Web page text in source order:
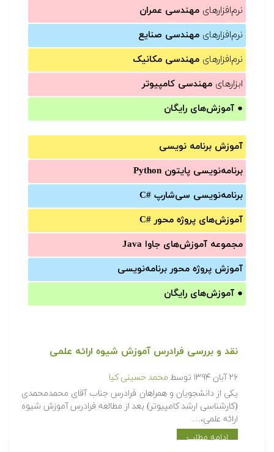
نرم‌افزارهای مهندسی عمران
نرم‌افزارهای مهندسی صنایع
نرم‌افزارهای مهندسی مکانیک
ابزارهای مهندسی کامپیوتر
● آموزش‌های رایگان
آموزش برنامه نویسی
برنامه‌نویسی پایتون Python
برنامه‌‌نویسی سی‌شارپ C#‎
آموزش‌های پروژه محور #C
مجموعه آموزش‌های جاوا Java
آموزش‌ پروژه محور برنامه‌نویسی
● آموزش‌های رایگان
نقد و بررسی فرادرس آموزش شیوه ارائه علمی
۲۶ آبان ۱۳۹۴ توسط محمد حسینی کیا
یکی از دانشجویان و همراهان فرادرس جناب آقای محمدمحمدی
(کارشناسی ارشد کامپیوتر) بعد از مطالعه فرادرس آموزش شیوه
ارائه علمی،…
ادامه مطلب